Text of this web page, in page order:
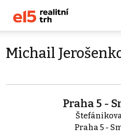
Michail
Praha 5 -
Praha 5 -